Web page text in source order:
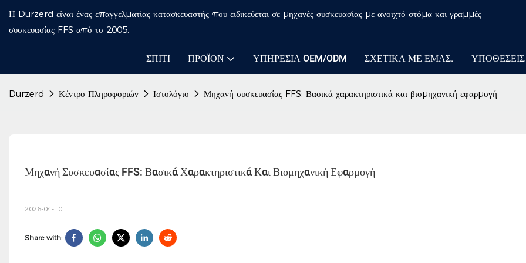
Η Durzerd είναι ένας επαγγελματίας κατασκευαστής που ειδικεύεται σε μηχανές συσκευασίας με ανοιχτό στόμα και γραμμές
συσκευασίας FFS από το 2005.
ΣΠΊΤΙ ΠΡΟΪΌΝ ΥΠΗΡΕΣΊΑ OEM/ODM ΣΧΕΤΙΚΆ ΜΕ ΕΜΆΣ. ΥΠΟΘΈΣΕΙΣ
Durzerd Κέντρο Πληροφοριών Ιστολόγιο Μηχανή συσκευασίας FFS: Βασικά χαρακτηριστικά και βιομηχανική εφαρμογή
Μηχανή Συσκευασίας FFS: Βασικά Χαρακτηριστικά Και Βιομηχανική Εφαρμογή
2026-04-10
Share with: